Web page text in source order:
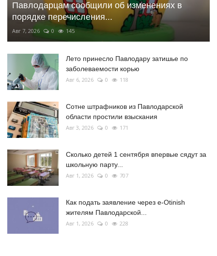
Павлодарцам сообщили об изменениях в
порядке перечисления...
Авг 7, 2026 0 145
Лето принесло Павлодару затишье по
заболеваемости корью
Авг 6, 2026 0 118
Сотне штрафников из Павлодарской
области простили взыскания
Авг 3, 2026 0 171
Сколько детей 1 сентября впервые сядут за
школьную парту...
Авг 1, 2026 0 707
Как подать заявление через e-Otinish
жителям Павлодарской...
Авг 1, 2026 0 228